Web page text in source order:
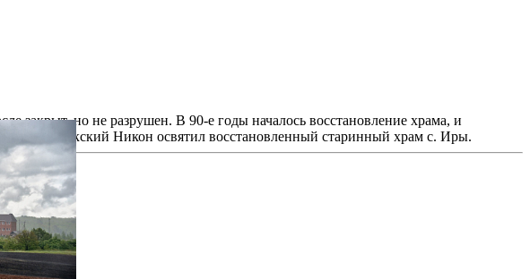
закрыт, но не разрушен. В 90-е годы началось восстановление храма, и
Никон освятил восстановленный старинный храм с. Иры.